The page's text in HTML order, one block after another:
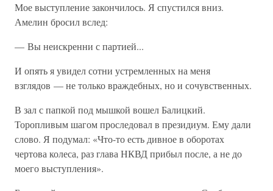
Мое выступление закончилось. Я спустился вниз.
Амелин бросил вслед:
— Вы неискренни с партией...
И опять я увидел сотни устремленных на меня
взглядов — не только враждебных, но и сочувственных.
В зал с папкой под мышкой вошел Балицкий.
Торопливым шагом проследовал в президиум. Ему дали
слово. Я подумал: «Что-то есть дивное в оборотах
чертова колеса, раз глава НКВД прибыл после, а не до
моего выступления».